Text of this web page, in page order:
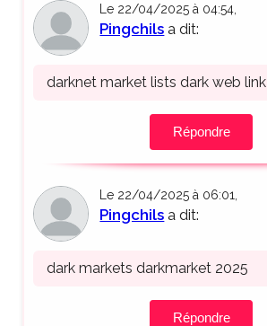
Le 22/04/2025 à 04:54,
Pingchils a dit:
darknet market lists dark web link
Répondre
Le 22/04/2025 à 06:01,
Pingchils a dit:
dark markets darkmarket 2025
Répondre